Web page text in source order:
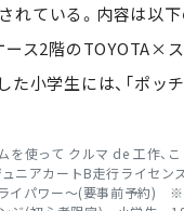
れている。内容は以
ース2階のTOYOTA×
た小学生には、「ポ
を使って クルマ de 工作、
ニアカートB走行ライセ
イパワー～(要事前予約)